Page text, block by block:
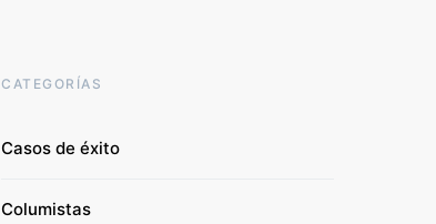
CATEGORÍAS
Casos de éxito
Columistas